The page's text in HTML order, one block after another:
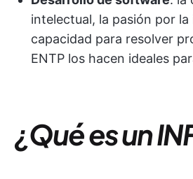
intelectual, la pasión por
capacidad para resolver
ENTP los hacen ideales
¿Qué es un